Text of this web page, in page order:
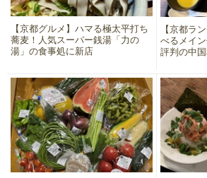
【京都グルメ】ハマる極太平打ち
蕎麦！人気スーパー銭湯「力の
湯」の食事処に新店
【京都ラ
べるメイ
評判の中国